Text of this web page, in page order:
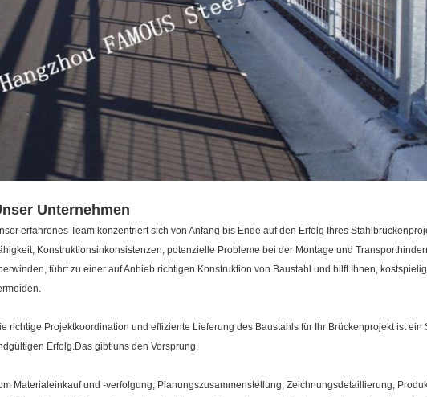
Unternehmen
erfahrenes Team konzentriert sich von Anfang bis Ende auf den Erfolg Ihres
Konstruktionsinkonsistenzen, potenzielle Probleme bei der Montage und
führt zu einer auf Anhieb richtigen Konstruktion von Baustahl und hilft Ihnen,
richtige Projektkoordination und effiziente Lieferung des Baustahls für Ihr Brückenprojekt ist ein
Erfolg.Das gibt uns den Vorsprung.
Materialeinkauf und -verfolgung, Planungszusammenstellung, Zeichnungsdetaillierung,